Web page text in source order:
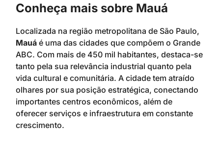
Conheça mais sobre Mauá
Localizada na região metropolitana de São Paulo,
Mauá é uma das cidades que compõem o Grande
ABC. Com mais de 450 mil habitantes, destaca-se
tanto pela sua relevância industrial quanto pela
vida cultural e comunitária. A cidade tem atraído
olhares por sua posição estratégica, conectando
importantes centros econômicos, além de
oferecer serviços e infraestrutura em constante
crescimento.